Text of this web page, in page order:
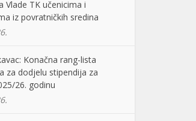
Vlade TK učenicima i
iz povratničkih sredina
Konačna rang-lista
za dodjelu stipendija za
26. godinu